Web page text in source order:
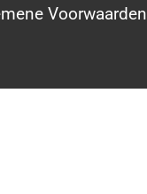
Voorwaarden